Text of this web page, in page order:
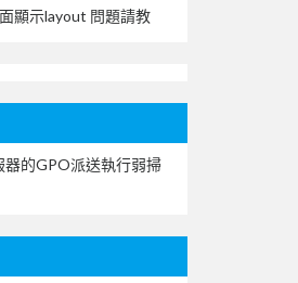
顯示layout 問題請教
器的GPO派送執行弱掃